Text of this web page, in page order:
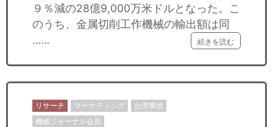
９％減の28億9,000万米ドルとなった。こ
のうち、金属切削工作機械の輸出額は同
……
続きを読む
リサーチ マーケティング
台湾事情
機械ジャーナル会員